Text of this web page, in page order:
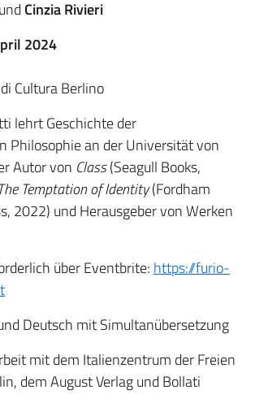
und Cinzia Rivieri
2024
Cultura Berlino
lehrt Geschichte der
Philosophie an der Universität von
Autor von Class(Seagull Books,
Temptation of Identity(Fordham
2022) und Herausgeber von Werken
über Eventbrite:https://furio-
Deutsch mit Simultanübersetzung
mit dem Italienzentrum der Freien
dem August Verlag und Bollati